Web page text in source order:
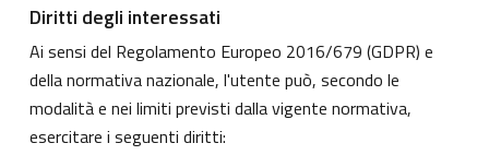
Diritti degli interessati
Ai sensi del Regolamento Europeo 2016/679 (GDPR) e
della normativa nazionale, l'utente può, secondo le
modalità e nei limiti previsti dalla vigente normativa,
esercitare i seguenti diritti: